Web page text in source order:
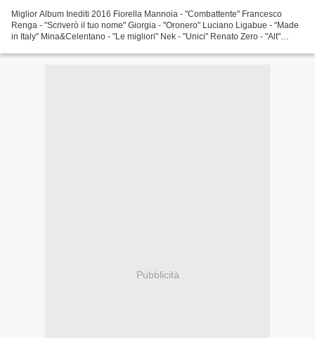
Miglior Album Inediti 2016 Fiorella Mannoia - "Combattente" Francesco
Renga - "Scriverò il tuo nome" Giorgia - "Oronero" Luciano Ligabue - "Made
in Italy" Mina&Celentano - "Le migliori" Nek - "Unici" Renato Zero - "Alt"
Pubblicità